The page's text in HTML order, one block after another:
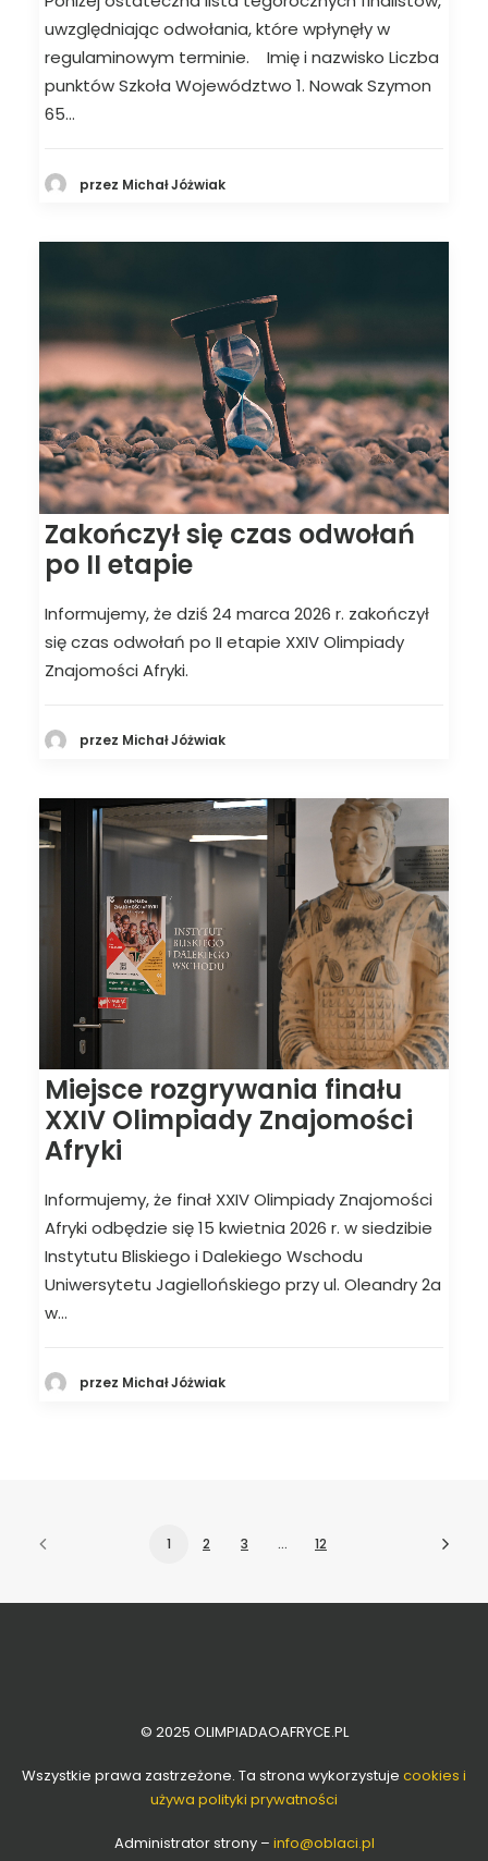
uwzględniając odwołania, które wpłynęły w
regulaminowym terminie. Imię i nazwisko Liczba
punktów Szkoła Województwo 1. Nowak Szymon
65…
przez Michał Jóżwiak
Zakończył się czas odwołań
po II etapie
Informujemy, że dziś 24 marca 2026 r. zakończył
się czas odwołań po II etapie XXIV Olimpiady
Znajomości Afryki.
przez Michał Jóżwiak
Miejsce rozgrywania finału
XXIV Olimpiady Znajomości
Afryki
Informujemy, że finał XXIV Olimpiady Znajomości
Afryki odbędzie się 15 kwietnia 2026 r. w siedzibie
Instytutu Bliskiego i Dalekiego Wschodu
Uniwersytetu Jagiellońskiego przy ul. Oleandry 2a
w…
przez Michał Jóżwiak
1 2 3 … 12
© 2025 OLIMPIADAOAFRYCE.PL
Wszystkie prawa zastrzeżone. Ta strona wykorzystuje cookies i
używa polityki prywatności
Administrator strony – info@oblaci.pl